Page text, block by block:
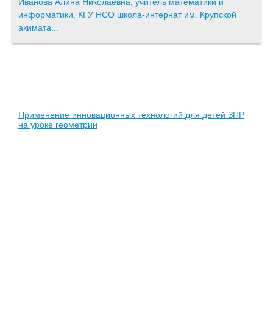
информатики, КГУ НСО школа-интернат им. Крупской
акимата...
Применение инновационных технологий для детей ЗПР
на уроке геометрии